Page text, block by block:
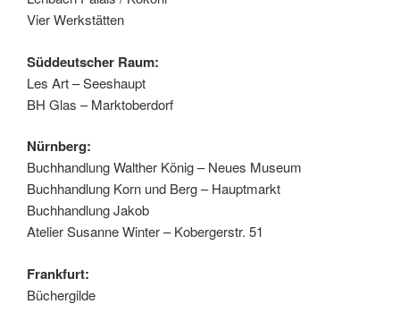
Vier Werkstätten
Süddeutscher Raum:
Les Art – Seeshaupt
BH Glas – Marktoberdorf
Nürnberg:
Buchhandlung Walther König – Neues Museum
Buchhandlung Korn und Berg – Hauptmarkt
Buchhandlung Jakob
Atelier Susanne Winter – Kobergerstr. 51
Frankfurt:
Büchergilde